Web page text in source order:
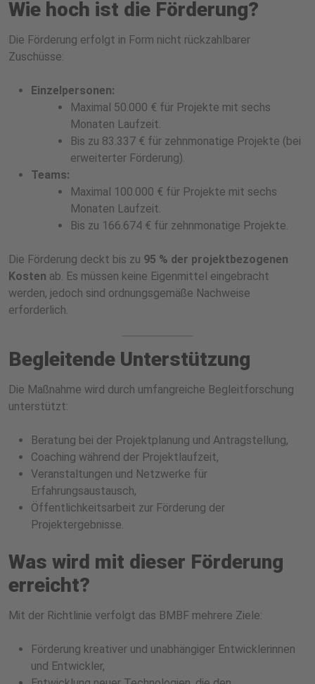
Wie hoch ist die Förderung?
Die Förderung erfolgt in Form nicht rückzahlbarer
Zuschüsse:
Einzelpersonen:
Maximal 50.000 € für Projekte mit sechs
Monaten Laufzeit.
Bis zu 83.337 € für zehnmonatige Projekte (bei
erweiterter Förderung).
Teams:
Maximal 100.000 € für Projekte mit sechs
Monaten Laufzeit.
Bis zu 166.674 € für zehnmonatige Projekte.
Die Förderung deckt bis zu 95 % der projektbezogenen
Kosten ab. Es müssen keine Eigenmittel eingebracht
werden, jedoch sind ordnungsgemäße Nachweise
erforderlich.
Begleitende Unterstützung
Die Maßnahme wird durch umfangreiche Begleitforschung
unterstützt:
Beratung bei der Projektplanung und Antragstellung,
Coaching während der Projektlaufzeit,
Veranstaltungen und Netzwerke für
Erfahrungsaustausch,
Öffentlichkeitsarbeit zur Förderung der
Projektergebnisse.
Was wird mit dieser Förderung
erreicht?
Mit der Richtlinie verfolgt das BMBF mehrere Ziele:
Förderung kreativer und unabhängiger Entwicklerinnen
und Entwickler,